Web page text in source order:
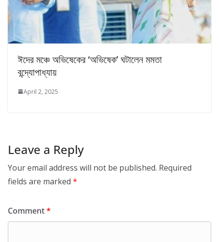
ঈদের মঞ্চে অভিষেকের ‘অভিষেক’ ঘটালেন মমতা
বন্দ্যোপাধ্যায়
April 2, 2025
Leave a Reply
Your email address will not be published. Required
fields are marked *
Comment*